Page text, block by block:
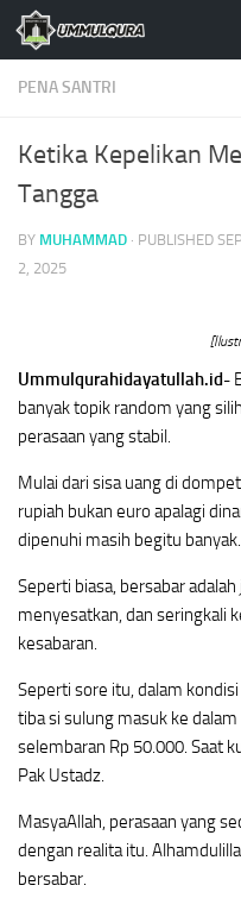
Skip to content
PENA SANTRI
Ketika Kepelikan
Tangga
BY MUHAMMAD · PUBLISHED
2, 2025
Ummulqurahidayatullah.id-
banyak topik random yang
perasaan yang stabil.
Mulai dari sisa uang di
rupiah bukan euro apalagi
dipenuhi masih begitu banyak.
Seperti biasa, bersabar
menyesatkan, dan seringkali
kesabaran.
Seperti sore itu, dalam
tiba si sulung masuk ke
selembaran Rp 50.000. Saat
Pak Ustadz.
MasyaAllah, perasaan yang
dengan realita itu.
bersabar.